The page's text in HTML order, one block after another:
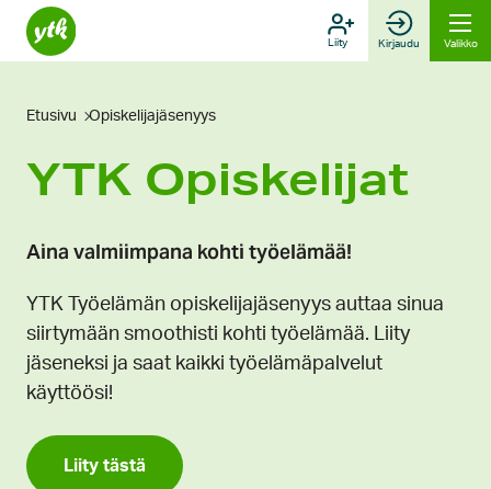
Hyppää
sisältöön
Liity Kirjaudu Valikko
Etusivu Opiskelijajäsenyys
YTK Opiskelijat
Aina valmiimpana kohti työelämää!
YTK Työelämän opiskelijajäsenyys auttaa sinua
siirtymään smoothisti kohti työelämää. Liity
jäseneksi ja saat kaikki työelämäpalvelut
käyttöösi!
Liity tästä